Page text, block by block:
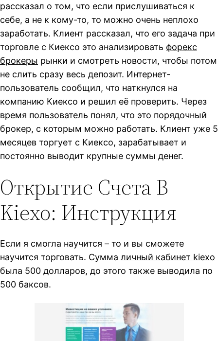
рассказал о том, что если прислушиваться к
себе, а не к кому-то, то можно очень неплохо
заработать. Клиент рассказал, что его задача при
торговле с Киексо это анализировать форекс
брокеры рынки и смотреть новости, чтобы потом
не слить сразу весь депозит. Интернет-
пользователь сообщил, что наткнулся на
компанию Киексо и решил её проверить. Через
время пользователь понял, что это порядочный
брокер, с которым можно работать. Клиент уже 5
месяцев торгует с Киексо, зарабатывает и
постоянно выводит крупные суммы денег.
Открытие Счета В
Kiexo: Инструкция
Если я смогла научится – то и вы сможете
научится торговать. Сумма личный кабинет kiexo
была 500 долларов, до этого также выводила по
500 баксов.